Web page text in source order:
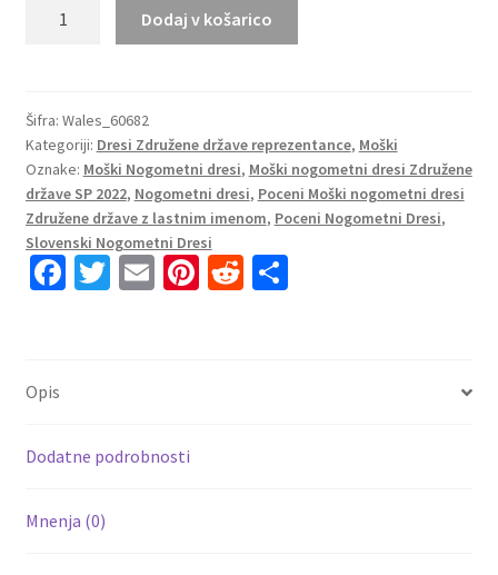
države
Domači
SP
2022
Kratek
Rokav
+
Dodaj v košarico
Šifra: Wales_60682
Kategoriji: Dresi Združene države reprezentance, Moški
Oznake: Moški Nogometni dresi, Moški nogometni dresi Združene
države SP 2022, Nogometni dresi, Poceni Moški nogometni dresi
Združene države z lastnim imenom, Poceni Nogometni Dresi,
Slovenski Nogometni Dresi
Fa
k
T E Pi R S
Opis
Dodatne podrobnosti
Mnenja (0)